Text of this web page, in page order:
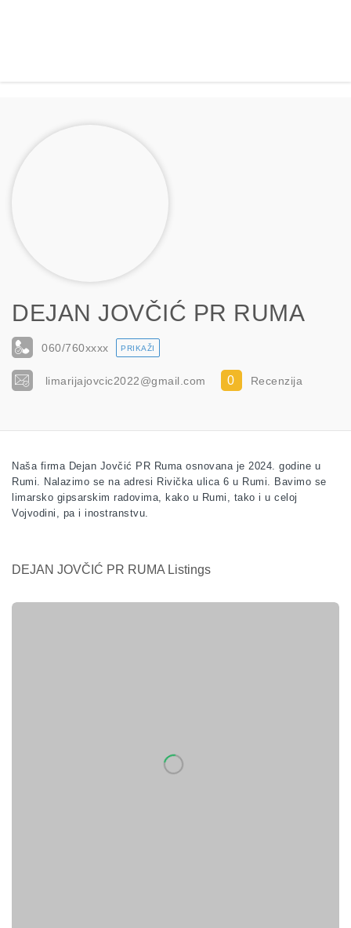
DEJAN JOVČIĆ PR RUMA
060/760xxxx PRIKAŽI
limarijajovcic2022@gmail.com 0 Recenzija
Naša firma Dejan Jovčić PR Ruma osnovana je 2024. godine u
Rumi. Nalazimo se na adresi Rivička ulica 6 u Rumi. Bavimo se
limarsko gipsarskim radovima, kako u Rumi, tako i u celoj
Vojvodini, pa i inostranstvu.
DEJAN JOVČIĆ PR RUMA Listings